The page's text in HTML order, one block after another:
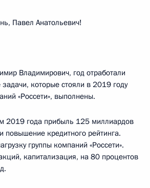
Павел Анатольевич!
Владимирович, год отработали
которые стояли в 2019 году
«Россети», выполнены.
2019 года прибыль 125 миллиардов
повышение кредитного рейтинга.
группы компаний «Россети».
капитализация, на 80 процентов